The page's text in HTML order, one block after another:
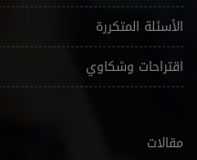
الأسئلة المتكررة
اقتراحات وشكاوي
مقالات